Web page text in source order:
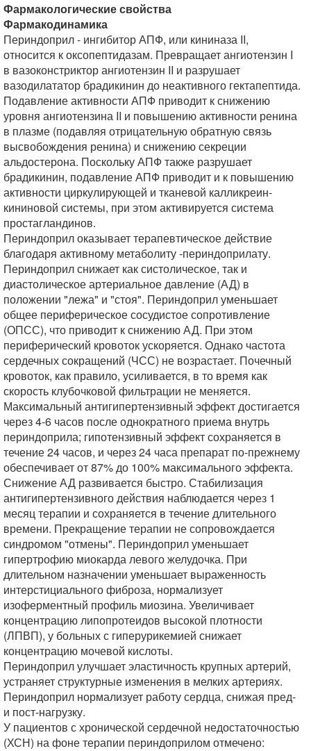
Фармакологические свойства
Фармакодинамика
Периндоприл - ингибитор АПФ, или кининаза II,
относится к оксопептидазам. Превращает ангиотензин I
в вазоконстриктор ангиотензин II и разрушает
вазодилататор брадикинин до неактивного гектапептида.
Подавление активности АПФ приводит к снижению
уровня ангиотензина II и повышению активности ренина
в плазме (подавляя отрицательную обратную связь
высвобождения ренина) и снижению секреции
альдостерона. Поскольку АПФ также разрушает
брадикинин, подавление АПФ приводит и к повышению
активности циркулирующей и тканевой калликреин-
кининовой системы, при этом активируется система
простагландинов.
Периндоприл оказывает терапевтическое действие
благодаря активному метаболиту -периндоприлату.
Периндоприл снижает как систолическое, так и
диастолическое артериальное давление (АД) в
положении "лежа" и "стоя". Периндоприл уменьшает
общее периферическое сосудистое сопротивление
(ОПСС), что приводит к снижению АД. При этом
периферический кровоток ускоряется. Однако частота
сердечных сокращений (ЧСС) не возрастает. Почечный
кровоток, как правило, усиливается, в то время как
скорость клубочковой фильтрации не меняется.
Максимальный антигипертензивный эффект достигается
через 4-6 часов после однократного приема внутрь
периндоприла; гипотензивный эффект сохраняется в
течение 24 часов, и через 24 часа препарат по-прежнему
обеспечивает от 87% до 100% максимального эффекта.
Снижение АД развивается быстро. Стабилизация
антигипертензивного действия наблюдается через 1
месяц терапии и сохраняется в течение длительного
времени. Прекращение терапии не сопровождается
синдромом "отмены". Периндоприл уменьшает
гипертрофию миокарда левого желудочка. При
длительном назначении уменьшает выраженность
интерстициального фиброза, нормализует
изоферментный профиль миозина. Увеличивает
концентрацию липопротеидов высокой плотности
(ЛПВП), у больных с гиперурикемией снижает
концентрацию мочевой кислоты.
Периндоприл улучшает эластичность крупных артерий,
устраняет структурные изменения в мелких артериях.
Периндоприл нормализует работу сердца, снижая пред-
и пост-нагрузку.
У пациентов с хронической сердечной недостаточностью
(ХСН) на фоне терапии периндоприлом отмечено: